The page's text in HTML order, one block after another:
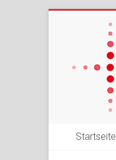
Startseite